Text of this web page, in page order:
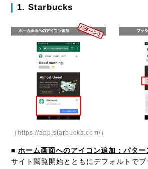
1. Starbucks
（https://app.starbucks.com/）
■ホーム画面へのアイコン追加：パタ
サイト閲覧開始とともにデフォルトで